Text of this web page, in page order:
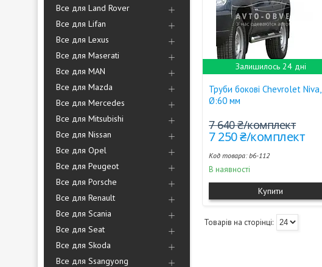
Все для Land Rover
Все для Lifan
Все для Lexus
Все для Maserati
Все для MAN
Все для Mazda
Все для Mercedes
Все для Mitsubishi
Все для Nissan
Все для Opel
Все для Peugeot
Все для Porsche
Все для Renault
Все для Scania
Все для Seat
Все для Skoda
Все для Ssangyong
Залишилось 24 дні
Труби бокові Chevrolet Niva,
Ø:60 мм
7 640 ₴/комплект
7 250 ₴/комплект
b6-112
В наявності
Купити